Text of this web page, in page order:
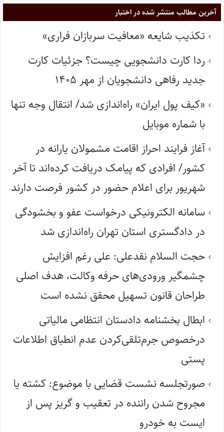
آخرین مطالب منتشر شده در اختبار
تکذیب شایعه «معافیت سربازان فراری»
ردا کارت دانشجویی چیست؟ جزئیات کارت
جدید رفاهی دانشجویان از مهر ۱۴۰۵
«کیف پول ایران» راه‌اندازی شد/ انتقال وجه تنها
با شماره موبایل
آغاز فرایند احراز اقامت مشمولان یارانه در
کشور/ افرادی که پیامک دریافت کرده‌اند تا آخر
شهریور برای اعلام حضور در کشور فرصت دارند
سامانه الکترونیکی درخواست عفو و بخشودگی
در دادگستری استان تهران راه‌اندازی شد
حجت السلام نقدعلی: علی رغم افزایش
چشمگیر ورودی‌های حرفه وکالت، هدف اصلی
طراحان قانون تسهیل محقق نشده است
ابطال بخشنامه دادستان انتظامی مالیاتی
درخصوص جرم‌تلقی‌کردن عدم انطباق اطلاعات
پستی
صورتجلسه نشست قضایی با موضوع: کشته یا
مجروح شدن راننده در تعقیب و گریز پس از
ایست به خودرو